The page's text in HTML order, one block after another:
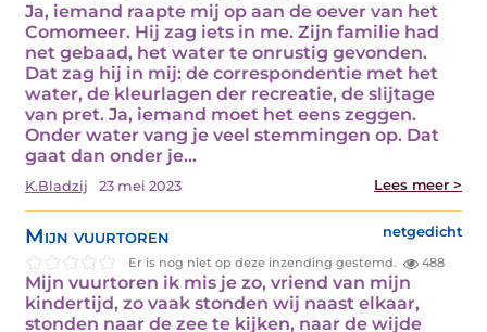
Ja, iemand raapte mij op aan de oever van het
Comomeer. Hij zag iets in me. Zijn familie had
net gebaad, het water te onrustig gevonden.
Dat zag hij in mij: de correspondentie met het
water, de kleurlagen der recreatie, de slijtage
van pret. Ja, iemand moet het eens zeggen.
Onder water vang je veel stemmingen op. Dat
gaat dan onder je…
K.Bladzij 23 mei 2023 Lees meer >
Mijn vuurtoren netgedicht
Er is nog niet op deze inzending gestemd. 488
Mijn vuurtoren ik mis je zo, vriend van mijn
kindertijd, zo vaak stonden wij naast elkaar,
stonden naar de zee te kijken, naar de wijde